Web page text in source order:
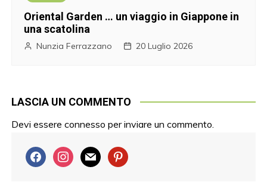
Oriental Garden … un viaggio in Giappone in
una scatolina
Nunzia Ferrazzano 20 Luglio 2026
LASCIA UN COMMENTO
Devi essereconnesso per inviare un commento.
f
a
i
n
m
a
p